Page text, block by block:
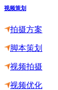
视频策划
拍摄方案
脚本策划
视频拍摄
视频优化